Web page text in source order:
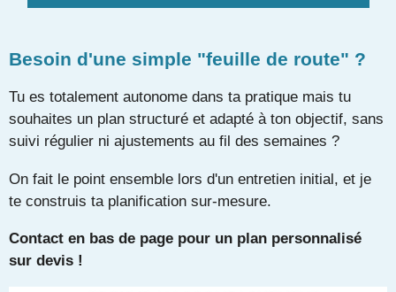
Besoin d'une simple "feuille de route" ?
Tu es totalement autonome dans ta pratique mais tu
souhaites un plan structuré et adapté à ton objectif, sans
suivi régulier ni ajustements au fil des semaines ?
On fait le point ensemble lors d'un entretien initial, et je
te construis ta planification sur-mesure.
Contact en bas de page pour un plan personnalisé
sur devis !